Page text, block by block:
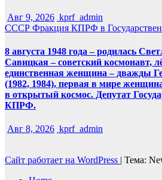
Авг 9, 2026 kprf_admin
СССР Фракция КПРФ в
8 августа 1948 года – родилась
Савицкая – советский космонавт,
единственная женщина – дважды
(1982, 1984), первая в мире
в открытый космос. Депутат
КПРФ.
Авг 8, 2026 kprf_admin
Сайт работает на WordPress | Тема: